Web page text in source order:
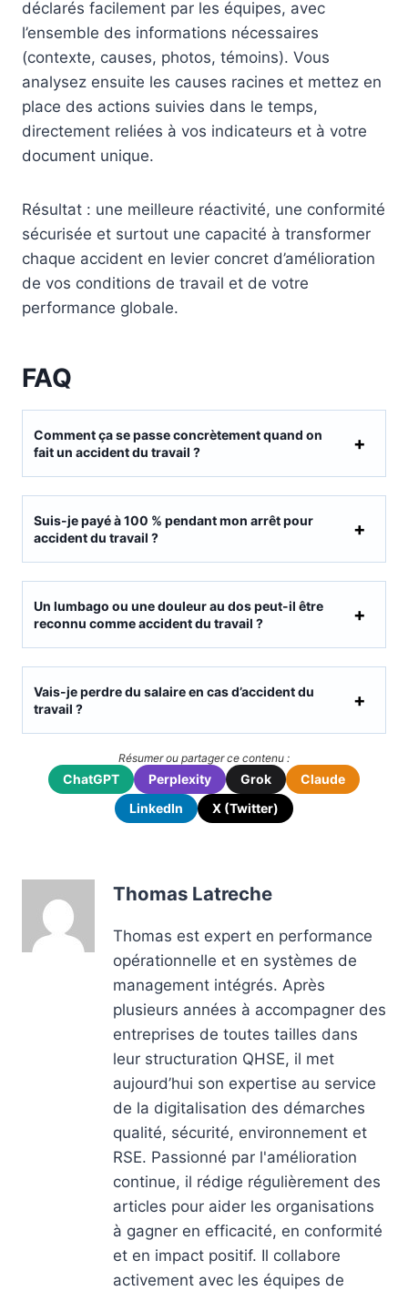
déclarés facilement par les équipes, avec
l’ensemble des informations nécessaires
(contexte, causes, photos, témoins). Vous
analysez ensuite les causes racines et mettez en
place des actions suivies dans le temps,
directement reliées à vos indicateurs et à votre
document unique.
Résultat : une meilleure réactivité, une conformité
sécurisée et surtout une capacité à transformer
chaque accident en levier concret d’amélioration
de vos conditions de travail et de votre
performance globale.
FAQ
Comment ça se passe concrètement quand on
fait un accident du travail ?
Suis-je payé à 100 % pendant mon arrêt pour
accident du travail ?
Un lumbago ou une douleur au dos peut-il être
reconnu comme accident du travail ?
Vais-je perdre du salaire en cas d’accident du
travail ?
Résumer ou partager ce contenu :
ChatGPT Perplexity Grok
Claude
LinkedIn
X (Twitter)
Thomas Latreche
Thomas est expert en performance
opérationnelle et en systèmes de
management intégrés. Après
plusieurs années à accompagner des
entreprises de toutes tailles dans
leur structuration QHSE, il met
aujourd’hui son expertise au service
de la digitalisation des démarches
qualité, sécurité, environnement et
RSE. Passionné par l'amélioration
continue, il rédige régulièrement des
articles pour aider les organisations
à gagner en efficacité, en conformité
et en impact positif. Il collabore
activement avec les équipes de